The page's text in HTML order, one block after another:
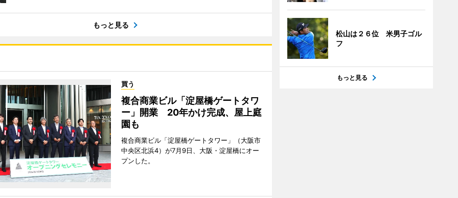
もっと見る
買う
複合商業ビル「淀屋橋ゲートタワ
ー」開業 20年かけ完成、屋上庭
園も
複合商業ビル「淀屋橋ゲートタワー」（大阪市
中央区北浜4）が7月9日、大阪・淀屋橋にオー
プンした。
松山は２６位 米男子ゴル
フ
もっと見る